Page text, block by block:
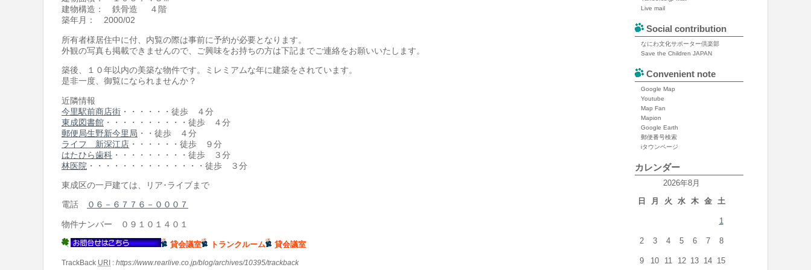
建物構造： 鉄骨造 ４階
築年月： 2000/02
所有者様居住中に付、内覧の際は事前に予約が必要となります。
外観の写真も掲載できませんので、ご興味をお持ちの方は下記までご連絡をお願いいたします。
築後、１０年以内の美築な物件です。ミレミアムな年に建築をされています。
是非一度、御覧になられませんか？
近隣情報
今里駅前商店街 ・・・・・・徒歩 ４分
東成図書館 ・・・・・・・・・・徒歩 ４分
郵便局生野新今里局 ・・徒歩 ４分
ライフ 新深江店 ・・・・・・徒歩 ９分
はたひら歯科 ・・・・・・・・・徒歩 ３分
林医院 ・・・・・・・・・・・・・・徒歩 ３分
東成区の一戸建ては、リア･ライブまで
電話 ０６－６７７６－０００７
物件ナンバー ０９１０１４０１
貸会議室 トランクルーム 貸会議室
TrackBack URI : https://www.rearlive.co.jp/blog/archives/10395/trackback
Live mail
Social contribution
なにわ文化サポーター倶楽部
Save the Children JAPAN
Convenient note
Google Map
Youtube
Map Fan
Mapion
Google Earth
郵便番号検索
iタウンページ
カレンダー
2026年8月
日
月 火 水 木 金 土
1
2 3 4 5 6 7 8
9 10 11 12 13 14 15